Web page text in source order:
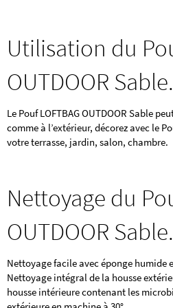
Utilisation du
OUTDOOR Sable.
Le Pouf LOFTBAG OUTDOOR Sable
comme à l’extérieur, décorez avec le
votre terrasse, jardin, salon, chambre.
Nettoyage du
OUTDOOR Sable.
Nettoyage facile avec éponge humide
Nettoyage intégral de la housse
housse intérieure contenant les